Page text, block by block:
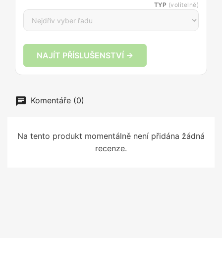
TYP (volitelně)
NAJÍT PŘÍSLUŠENSTVÍ →
Komentáře (0)
Na tento produkt momentálně není přidána žádná
recenze.